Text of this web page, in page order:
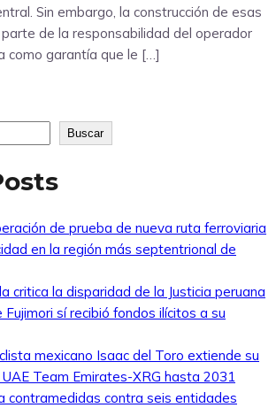
Sin embargo, la construcción de esas
de la responsabilidad del operador
como garantía que le […]
Buscar
de prueba de nueva ruta ferroviaria
en la región más septentrional de
critica la disparidad de la Justicia peruana
sí recibió fondos ilícitos a su
mexicano Isaac del Toro extiende su
Team Emirates-XRG hasta 2031
contramedidas contra seis entidades